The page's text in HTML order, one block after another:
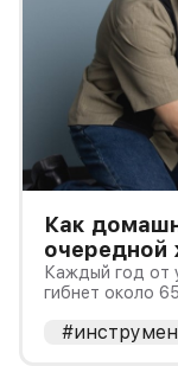
Как
очередной
Каждый год от
гибнет около